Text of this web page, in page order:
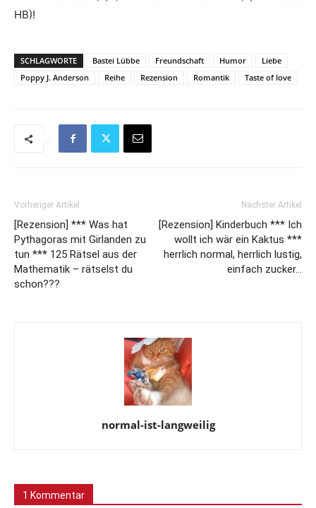
HB)!
SCHLAGWORTE Bastei Lübbe Freundschaft Humor
Liebe
Poppy J. Anderson
Reihe Rezension Romantik Taste of love
Vorheriger Artikel
[Rezension] *** Was hat
Pythagoras mit Girlanden zu
tun *** 125 Rätsel aus der
Mathematik – rätselst du
schon???
Nächster Artikel
[Rezension] Kinderbuch *** Ich
wollt ich wär ein Kaktus ***
herrlich normal, herrlich lustig,
einfach zucker…
normal-ist-langweilig
1 Kommentar